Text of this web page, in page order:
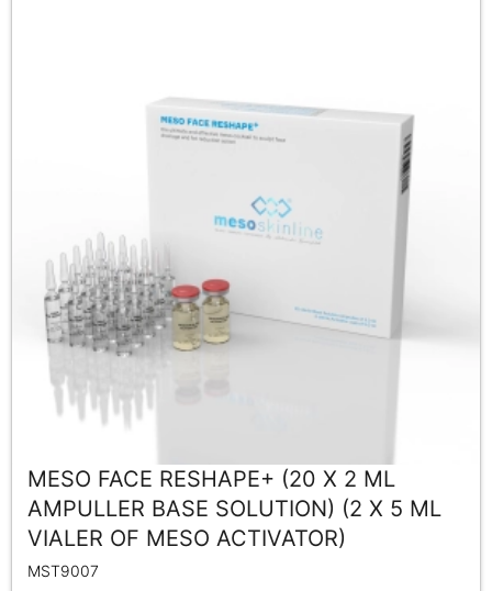
MESO FACE RESHAPE+ (20 X 2 ML
AMPULLER BASE SOLUTION) (2 X 5 ML
VIALER OF MESO ACTIVATOR)
MST9007